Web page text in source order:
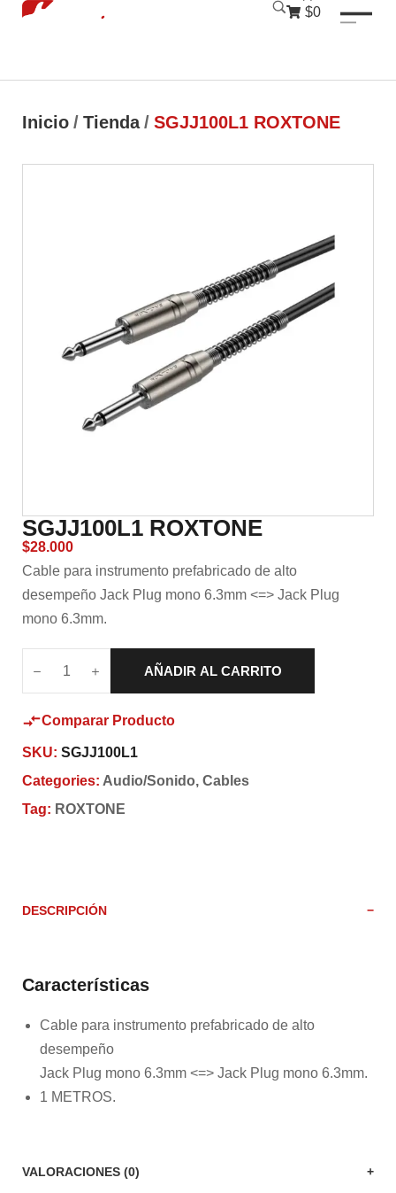
$0
Inicio / Tienda / SGJJ100L1 ROXTONE
SGJJ100L1 ROXTONE
$28.000
Cable para instrumento prefabricado de alto
desempeño Jack Plug mono 6.3mm <=> Jack Plug
mono 6.3mm.
AÑADIR AL CARRITO
Comparar Producto
SKU: SGJJ100L1
Categories: Audio/Sonido, Cables
Tag: ROXTONE
DESCRIPCIÓN
Características
Cable para instrumento prefabricado de alto
desempeño
Jack Plug mono 6.3mm <=> Jack Plug mono 6.3mm.
1 METROS.
VALORACIONES (0)